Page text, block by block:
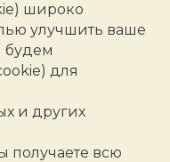
широко
улучшить ваше
будем
для
и других
получаете всю